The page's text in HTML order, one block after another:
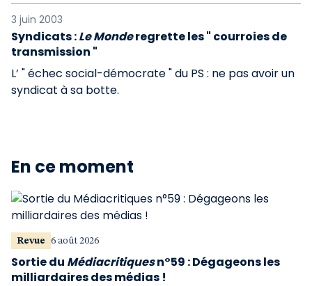
3 juin 2003
Syndicats :Le Monderegrette les " courroies de
transmission "
L’ " échec social-démocrate " du PS : ne pas avoir un
syndicat à sa botte.
En ce moment
Revue 6 août 2026
Sortie du Médiacritiquesn°59 : Dégageons les
milliardaires des médias !